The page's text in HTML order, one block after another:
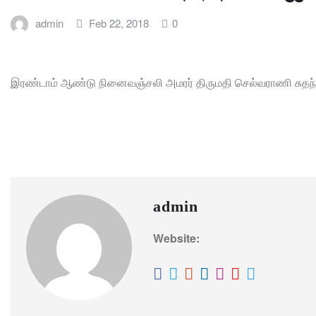
admin Feb 22, 2018 0
இரண்டாம் ஆண்டு நினைவஞ்சலி அமரர் திருமதி செல்வராணி
admin
Website: